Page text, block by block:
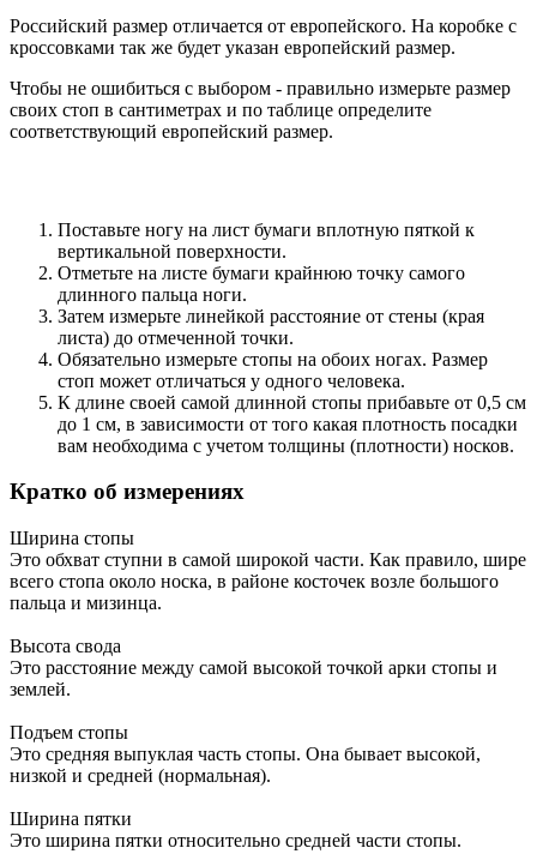
Российский размер отличается от европейского. На коробке с
кроссовками так же будет указан европейский размер.
Чтобы не ошибиться с выбором - правильно измерьте размер
своих стоп в сантиметрах и по таблице определите
соответствующий европейский размер.
Поставьте ногу на лист бумаги вплотную пяткой к
вертикальной поверхности.
Отметьте на листе бумаги крайнюю точку самого
длинного пальца ноги.
Затем измерьте линейкой расстояние от стены (края
листа) до отмеченной точки.
Обязательно измерьте стопы на обоих ногах. Размер
стоп может отличаться у одного человека.
К длине своей самой длинной стопы прибавьте от 0,5 см
до 1 см, в зависимости от того какая плотность посадки
вам необходима с учетом толщины (плотности) носков.
Кратко об измерениях
Ширина стопы
Это обхват ступни в самой широкой части. Как правило, шире
всего стопа около носка, в районе косточек возле большого
пальца и мизинца.
Высота свода
Это расстояние между самой высокой точкой арки стопы и
землей.
Подъем стопы
Это средняя выпуклая часть стопы. Она бывает высокой,
низкой и средней (нормальная).
Ширина пятки
Это ширина пятки относительно средней части стопы.